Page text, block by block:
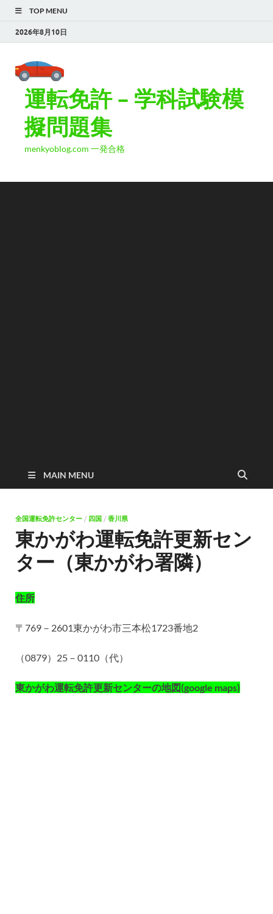
TOP MENU
2026年8月10日
運転免許 – 学科試験模
擬問題集
menkyoblog.com 一発合格
MAIN MENU
全国運転免許センター / 四国 / 香川県
東かがわ運転免許更新セン
ター（東かがわ署隣）
住所
〒769－2601東かがわ市三本松1723番地2
（0879）25－0110（代）
東かがわ運転免許更新センターの地図(google maps)